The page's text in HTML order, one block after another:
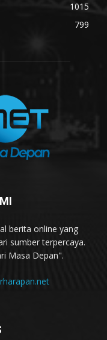
1015
799
berita online yang
sumber terpercaya.
Masa Depan".